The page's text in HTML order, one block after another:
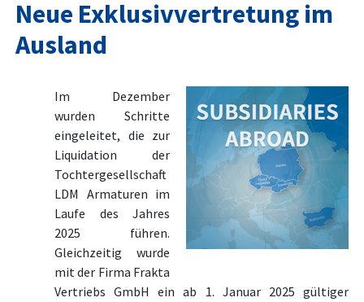
Neue Exklusivvertretung im
Ausland
Im Dezember
wurden Schritte
eingeleitet, die zur
Liquidation der
Tochtergesellschaft
LDM Armaturen im
Laufe des Jahres
2025 führen.
Gleichzeitig wurde
mit der Firma Frakta
Vertriebs GmbH ein ab 1. Januar 2025 gültiger